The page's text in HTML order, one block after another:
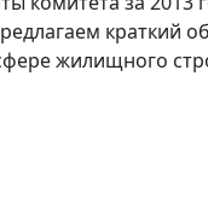
краткий
жилищного